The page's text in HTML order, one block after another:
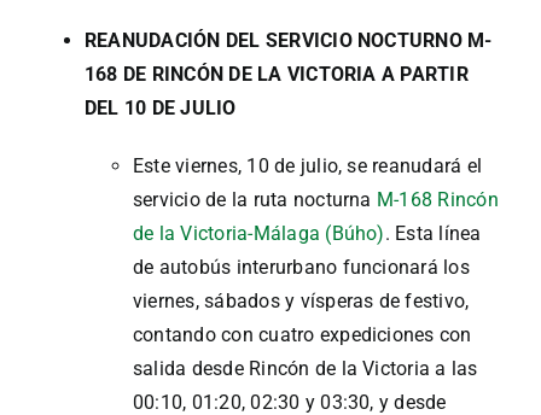
REANUDACIÓN DEL SERVICIO NOCTURNO M-
168 DE RINCÓN DE LA VICTORIA A PARTIR
DEL 10 DE JULIO
Este viernes, 10 de julio, se reanudará el
servicio de la ruta nocturna M-168 Rincón
de la Victoria-Málaga (Búho). Esta línea
de autobús interurbano funcionará los
viernes, sábados y vísperas de festivo,
contando con cuatro expediciones con
salida desde Rincón de la Victoria a las
00:10, 01:20, 02:30 y 03:30, y desde